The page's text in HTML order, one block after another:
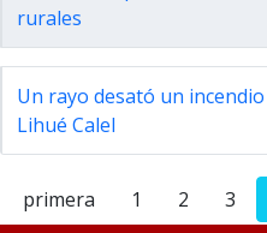
rurales
Un rayo desató un
Lihué Calel
primera 1 2 3